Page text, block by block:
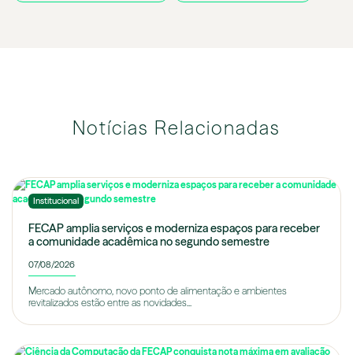
Notícias Relacionadas
Institucional
FECAP amplia serviços e moderniza espaços para receber
a comunidade acadêmica no segundo semestre
07/08/2026
Mercado autônomo, novo ponto de alimentação e ambientes
revitalizados estão entre as novidades...